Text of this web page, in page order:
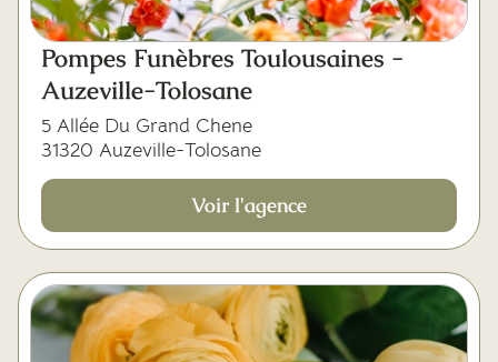
Pompes Funèbres Toulousaines -
Auzeville-Tolosane
5 Allée Du Grand Chene
31320 Auzeville-Tolosane
Voir l'agence